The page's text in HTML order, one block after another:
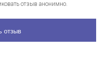
отзыв анонимно.